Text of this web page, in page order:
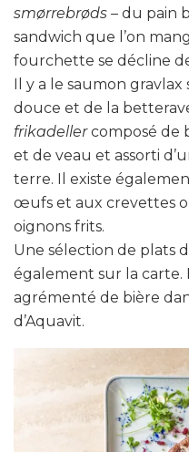
smørrebrøds – du pain
sandwich que l’on
fourchette se décline
Il y a le saumon
douce et de la
frikadellercomposé de
et de veau et assorti
terre. Il existe
œufs et aux crevettes
oignons frits.
Une sélection de plats
également sur la
agrémenté de bière
d’Aquavit.